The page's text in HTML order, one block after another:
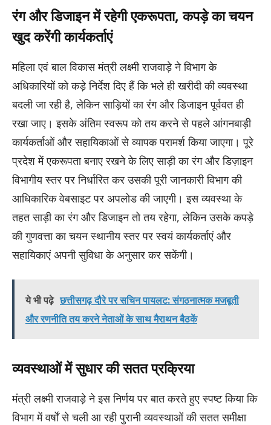
रंग और डिजाइन में रहेगी एकरूपता, कपड़े का चयन
खुद करेंगी कार्यकर्ताएं
महिला एवं बाल विकास मंत्री लक्ष्मी राजवाड़े ने विभाग के
अधिकारियों को कड़े निर्देश दिए हैं कि भले ही खरीदी की व्यवस्था
बदली जा रही है, लेकिन साड़ियों का रंग और डिजाइन पूर्ववत ही
रखा जाए। इसके अंतिम स्वरूप को तय करने से पहले आंगनबाड़ी
कार्यकर्ताओं और सहायिकाओं से व्यापक परामर्श किया जाएगा। पूरे
प्रदेश में एकरूपता बनाए रखने के लिए साड़ी का रंग और डिज़ाइन
विभागीय स्तर पर निर्धारित कर उसकी पूरी जानकारी विभाग की
आधिकारिक वेबसाइट पर अपलोड की जाएगी। इस व्यवस्था के
तहत साड़ी का रंग और डिजाइन तो तय रहेगा, लेकिन उसके कपड़े
की गुणवत्ता का चयन स्थानीय स्तर पर स्वयं कार्यकर्ताएं और
सहायिकाएं अपनी सुविधा के अनुसार कर सकेंगी।
ये भी पढ़े छत्तीसगढ़ दौरे पर सचिन पायलट: संगठनात्मक मजबूती
और रणनीति तय करने नेताओं के साथ मैराथन बैठकें
व्यवस्थाओं में सुधार की सतत प्रक्रिया
मंत्री लक्ष्मी राजवाड़े ने इस निर्णय पर बात करते हुए स्पष्ट किया कि
विभाग में वर्षों से चली आ रही पुरानी व्यवस्थाओं की सतत समीक्षा